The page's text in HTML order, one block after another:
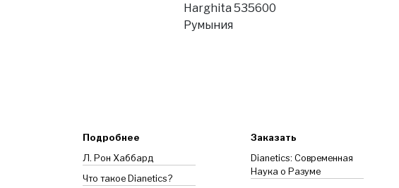
Harghita 535600
Румыния
Подробнее
Л. Рон Хаббард
Что такое Dianetics?
Заказать
Dianetics: Современная
Наука о Разуме